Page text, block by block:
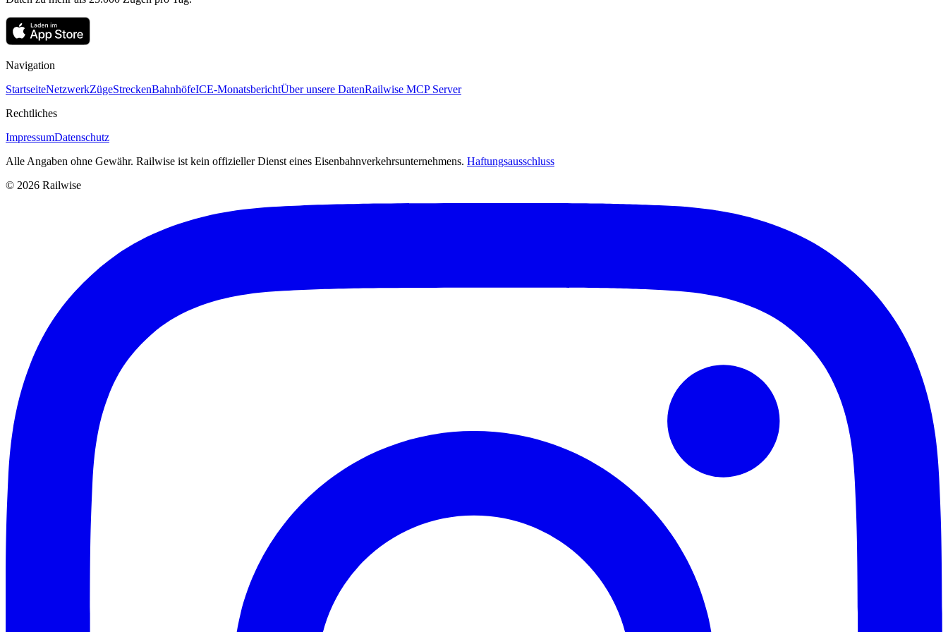
Navigation
StartseiteNetzwerkZügeStreckenBahnhöfeICE-MonatsberichtÜber unsere DatenRailwise MCP Server
Rechtliches
ImpressumDatenschutz
Alle Angaben ohne Gewähr. Railwise ist kein offizieller Dienst eines Eisenbahnverkehrsunternehmens. Haftungsausschluss
© 2026 Railwise